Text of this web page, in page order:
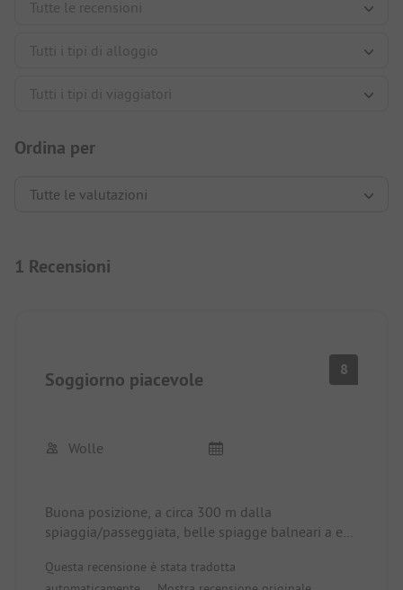
Ordina per
1 Recensioni
Soggiorno piacevole 8
Wolle
Buona posizione, a circa 300 m dalla
spiaggia/passeggiata, belle spiagge balneari a est,
La prenotazione (20 euro) in HS ha senso. Il sito
Questa recensione è stata tradotta